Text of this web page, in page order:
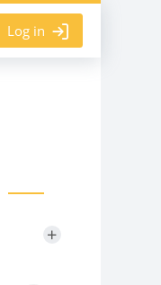
Log in
+